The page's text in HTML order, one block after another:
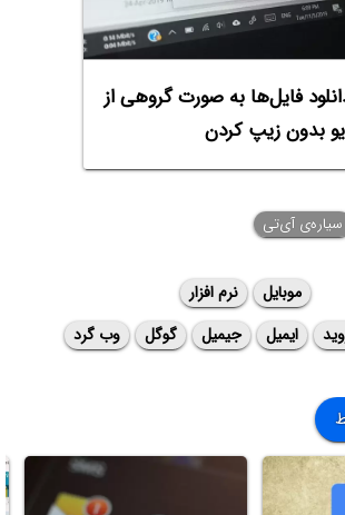
فایل‌ها به صورت گروهی از
بدون زیپ کردن
سیاره‌ی آی‌تی
موبایل
نرم افزار
ایمیل جیمیل گوگل وب گرد